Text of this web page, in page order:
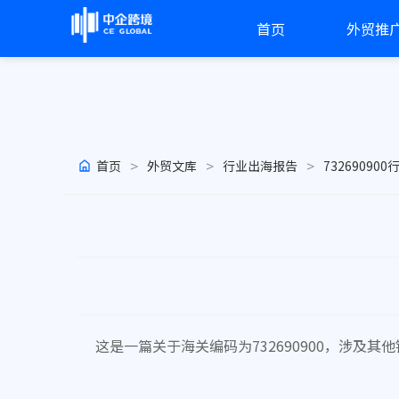
首页 外贸推
首页 > 外贸文库 > 行业出海报告 > 732690900
这是一篇关于海关编码为732690900，涉及其